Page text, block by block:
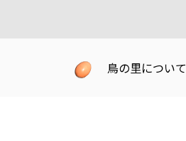
鳥の里について